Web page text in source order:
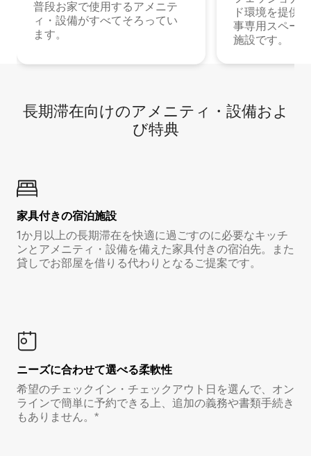
普段お家で使用するアメニテ
ィ・設備がすべてそろってい
ます。
ド環境を提供
事専用スペー
施設です。
長期滞在向け⁠のア⁠メ⁠ニ⁠テ⁠ィ⁠・設⁠備⁠およ
び特⁠典
家具付き⁠の宿⁠泊⁠施⁠設
1か月以上の長期滞在を快適に過ごすのに必要なキッチ
ンとアメニティ・設備を備えた家具付きの宿泊先。また
貸しでお部屋を借りる代わりとなるご提案です。
ニーズに合わせて選べる柔軟性
希望のチェックイン・チェックアウト日を選んで、オン
ラインで簡単に予約できる上、追加の義務や書類手続き
もありません。*